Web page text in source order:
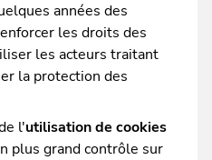
années des
les droits des
les acteurs traitant
la protection des
l'utilisation de cookies
plus grand contrôle sur